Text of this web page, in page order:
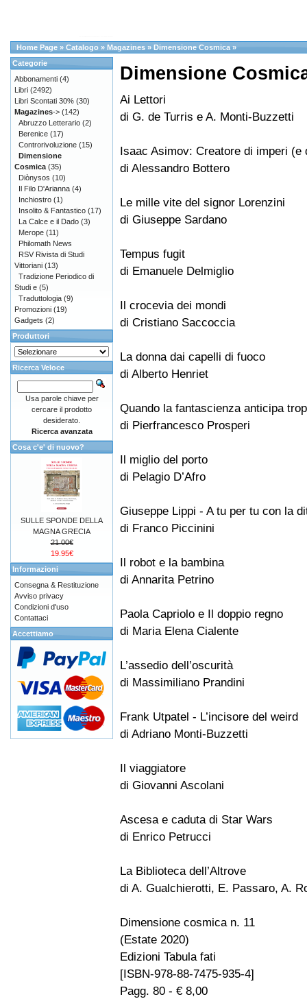
Home Page » Catalogo » Magazines » Dimensione Cosmica »
Dimensione
Ai Lettori
di G. de Turris e A. Monti-Buzzetti
Isaac Asimov: Creatore di imperi (e
di Alessandro Bottero
Le mille vite del signor Lorenzini
di Giuseppe Sardano
Tempus fugit
di Emanuele Delmiglio
Il crocevia dei mondi
di Cristiano Saccoccia
La donna dai capelli di fuoco
di Alberto Henriet
Quando la fantascienza anticipa
di Pierfrancesco Prosperi
Il miglio del porto
di Pelagio D’Afro
Giuseppe Lippi - A tu per tu con la
di Franco Piccinini
Il robot e la bambina
di Annarita Petrino
Paola Capriolo e Il doppio regno
di Maria Elena Cialente
L’assedio dell’oscurità
di Massimiliano Prandini
Frank Utpatel - L’incisore del weird
di Adriano Monti-Buzzetti
Il viaggiatore
di Giovanni Ascolani
Ascesa e caduta di Star Wars
di Enrico Petrucci
La Biblioteca dell’Altrove
di A. Gualchierotti, E. Passaro, A.
Dimensione cosmica n. 11
(Estate 2020)
Edizioni Tabula fati
[ISBN-978-88-7475-935-4]
Pagg. 80 - € 8,00
Categorie
Abbonamenti (4)
Libri (2492)
Libri Scontati 30% (30)
Magazines-> (142)
Abruzzo Letterario (2)
Berenice (17)
Controrivoluzione (15)
Dimensione
Cosmica (35)
Diònysos (10)
Il Filo D'Arianna (4)
Inchiostro (1)
Insolito & Fantastico (17)
La Calce e il Dado (3)
Merope (11)
Philomath News
RSV Rivista di Studi
Vittoriani (13)
Tradizione Periodico di
Studi e (5)
Traduttologia (9)
Promozioni (19)
Gadgets (2)
Produttori
Ricerca Veloce
Usa parole chiave per
cercare il prodotto
desiderato.
Ricerca avanzata
Cosa c'e' di nuovo?
SULLE SPONDE DELLA
MAGNA GRECIA
21.00€
19.95€
Informazioni
Consegna & Restituzione
Avviso privacy
Condizioni d'uso
Contattaci
Accettiamo